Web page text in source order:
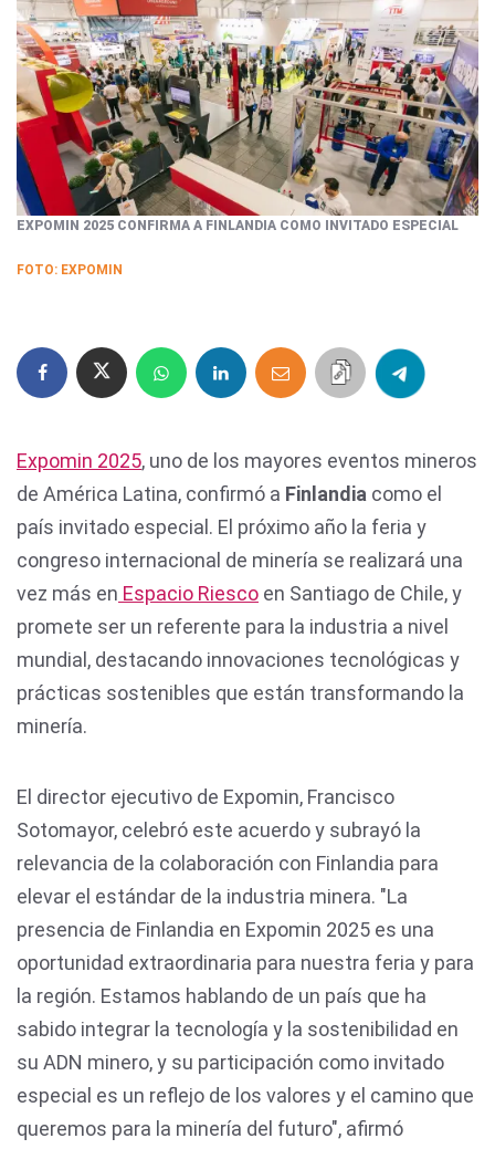
EXPOMIN 2025 CONFIRMA A FINLANDIA COMO INVITADO ESPECIAL
FOTO: EXPOMIN
Expomin 2025, uno de los mayores eventos mineros
de América Latina, confirmó a Finlandia como el
país invitado especial. El próximo año la feria y
congreso internacional de minería se realizará una
vez más en Espacio Riesco en Santiago de Chile, y
promete ser un referente para la industria a nivel
mundial, destacando innovaciones tecnológicas y
prácticas sostenibles que están transformando la
minería.
El director ejecutivo de Expomin, Francisco
Sotomayor, celebró este acuerdo y subrayó la
relevancia de la colaboración con Finlandia para
elevar el estándar de la industria minera. "La
presencia de Finlandia en Expomin 2025 es una
oportunidad extraordinaria para nuestra feria y para
la región. Estamos hablando de un país que ha
sabido integrar la tecnología y la sostenibilidad en
su ADN minero, y su participación como invitado
especial es un reflejo de los valores y el camino que
queremos para la minería del futuro", afirmó